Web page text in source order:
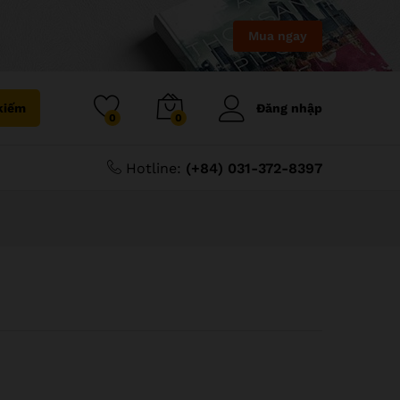
Mua ngay
0 0
Đăng nhập
Hotline: (+84) 031-372-8397